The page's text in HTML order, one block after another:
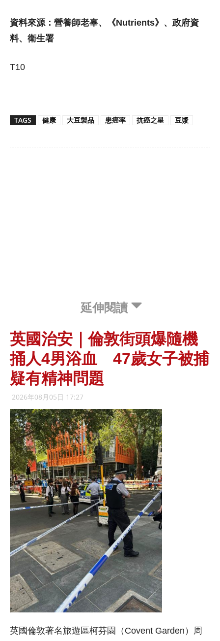
資料來源：營養師老辜、《Nutrients》、政府資
料、衛生署
T10
TAGS 健康 大豆製品 患癌率 抗癌之星 豆漿
延伸閱讀
英國治安｜倫敦街頭爆隨機
捅人4男浴血 47歲女子被捕
疑有精神問題
2026年08月05日 17:27
英國倫敦著名旅遊區柯芬園（Covent Garden）周